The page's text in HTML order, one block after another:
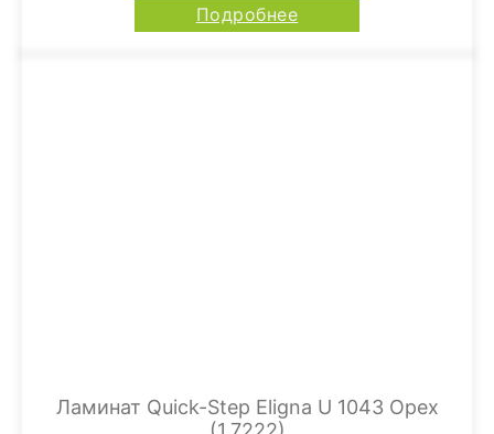
Подробнее
Ламинат Quick-Step Eligna U 1043 Орех